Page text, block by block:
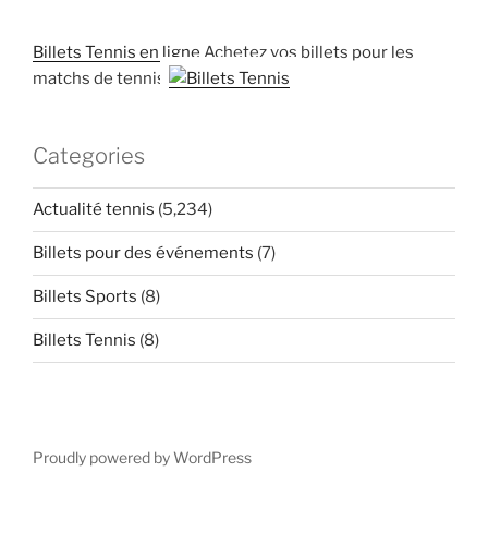
Billets Tennis en ligne Achetez vos billets pour les
matchs de tennis
Categories
Actualité tennis (5,234)
Billets pour des événements (7)
Billets Sports (8)
Billets Tennis (8)
Proudly powered by WordPress